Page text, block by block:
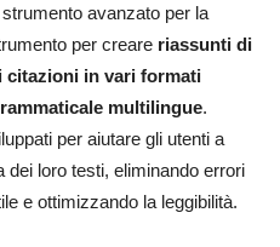
avanzato per la
per creare riassunti di
citazioni in vari formati
multilingue.
per aiutare gli utenti a
dei loro testi, eliminando errori
e ottimizzando la leggibilità.